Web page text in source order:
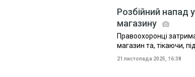
Розбійний напад
магазину
Правоохоронці
магазин та, тікаючи,
21 листопада 2025, 16:38